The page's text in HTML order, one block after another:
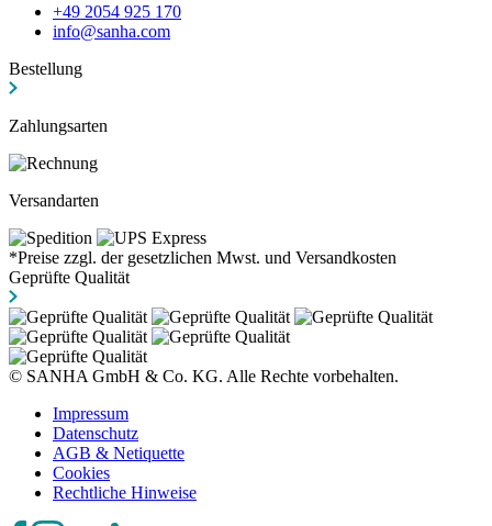
+49 2054 925 170
info@sanha.com
Bestellung
Zahlungsarten
Versandarten
*Preise zzgl. der gesetzlichen Mwst. und Versandkosten
Geprüfte Qualität
© SANHA GmbH & Co. KG. Alle Rechte vorbehalten.
Impressum
Datenschutz
AGB & Netiquette
Cookies
Rechtliche Hinweise